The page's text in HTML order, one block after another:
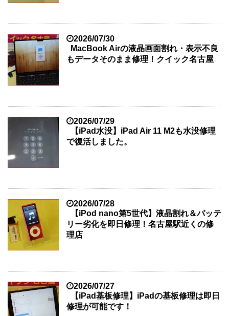
2026/07/30
MacBook Airの液晶画面割れ・表示不良
もデータそのまま修理！クイック名古屋
2026/07/29
【iPad水没】iPad Air 11 M2も水没修理
で復活しました。
2026/07/28
【iPod nano第5世代】液晶割れ＆バッテ
リー劣化を即日修理！名古屋駅近くの修
理店
2026/07/27
【iPad基板修理】iPadの基板修理は即日
修理が可能です！